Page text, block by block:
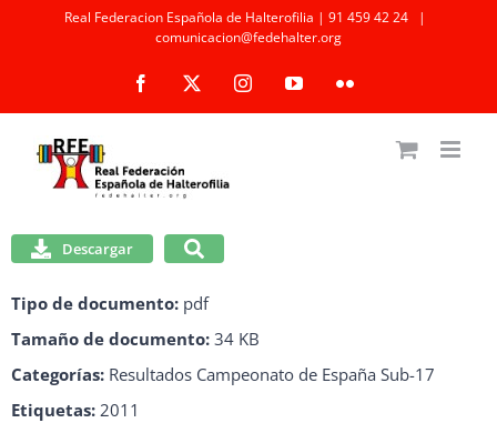
Real Federacion Española de Halterofilia | 91 459 42 24
|
comunicacion@fedehalter.org
Facebook InstagramYouTubeFlickr
Descargar
Tipo de documento: pdf
Tamaño de documento: 34 KB
Categorías: Resultados Campeonato de España Sub-17
Etiquetas: 2011